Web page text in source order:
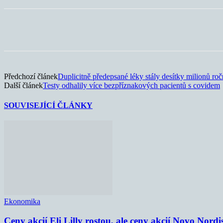
Předchozí článekDuplicitně předepsané léky stály desítky milionů
Další článekTesty odhalily více bezpříznakových pacientů s covidem
SOUVISEJÍCÍ ČLÁNKY
Ekonomika
Ceny akcií Eli Lilly rostou, ale ceny akcií Novo